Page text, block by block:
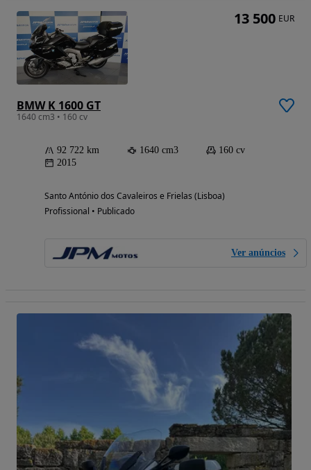
BMW K 1600 GT
1640 cm3 • 160 cv
92 722 km 1640 cm3
160 cv
2015
Santo António dos Cavaleiros e Frielas (Lisboa)
Profissional • Publicado
Ver anúncios
13 500 EUR